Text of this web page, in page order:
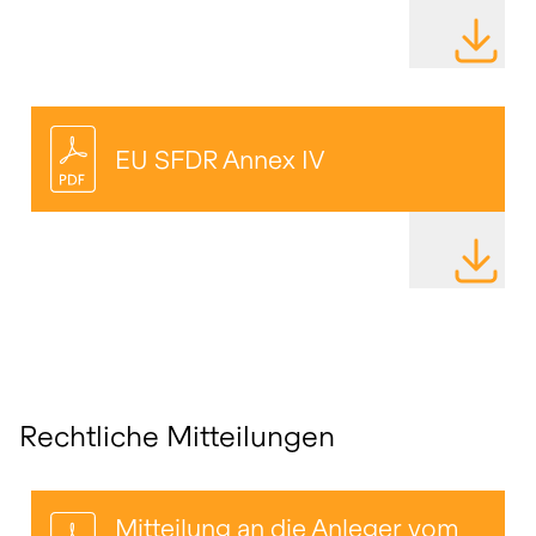
DATEI
EU SFDR Annex IV
DATEI
Rechtliche Mitteilungen
Mitteilung an die Anleger vom